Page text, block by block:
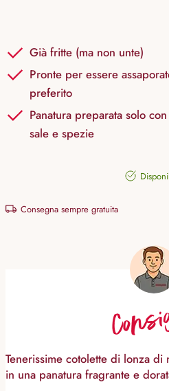
Già fritte (ma non unte)
Pronte per essere
preferito
Panatura preparata solo
sale e spezie
Consegna sempre gratuita
Tenerissime cotolette di lonza di
in una panatura fragrante e